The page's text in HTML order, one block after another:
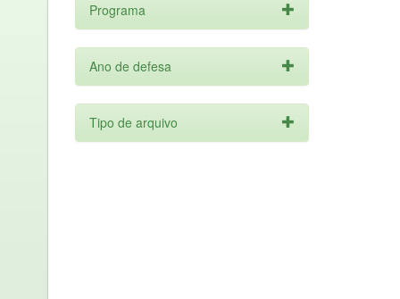
Programa
Ano de defesa
Tipo de arquivo